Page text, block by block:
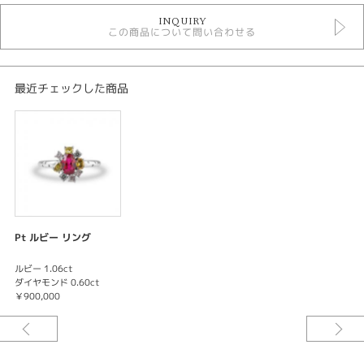
ルビー リング
INQUIRY
この商品について問い合わせる
最近チェックした商品
Pt ルビー リング
ルビー 1.06ct
ダイヤモンド 0.60ct
￥900,000